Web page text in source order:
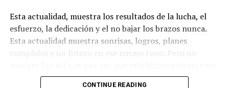
Patas grandes como el emú, huesos livianos como el
emú, resistencia como el emú, la tecnología no es
casualidad, la naturaleza enseña al hombre a probar
como los autos o 70km/h como los emús, su eficiencia y
Esta actualidad, muestra los resultados de la lucha, el
esfuerzo, la dedicación y el no bajar los brazos nunca.
Esta actualidad muestra sonrisas, logros, planes
cumplidos y un futuro en ese mismo tono. Pero no
contada y tal vez refleje el anonimato de otros miles que
CONTINUE READING